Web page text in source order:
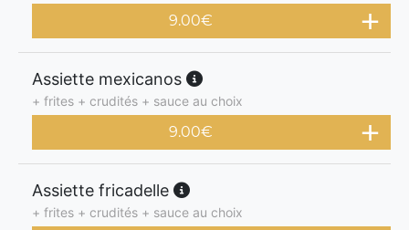
9.00€
Assiette mexicanos
+ frites + crudités + sauce au choix
9.00€
Assiette fricadelle
+ frites + crudités + sauce au choix